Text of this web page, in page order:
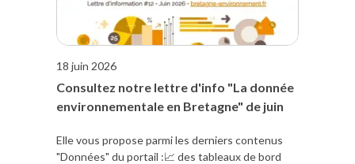
18 juin 2026
Consultez notre lettre d'info "La donnée
environnementale en Bretagne" de juin
Elle vous propose parmi les derniers contenus
"Données" du portail :📈 des tableaux de bord